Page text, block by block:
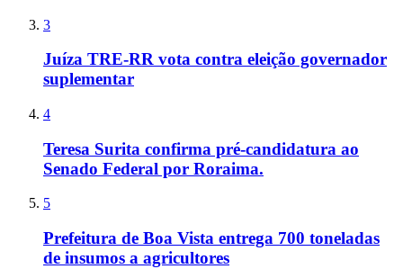
3
Juíza TRE-RR vota contra eleição governador
suplementar
4
Teresa Surita confirma pré-candidatura ao
Senado Federal por Roraima.
5
Prefeitura de Boa Vista entrega 700 toneladas
de insumos a agricultores